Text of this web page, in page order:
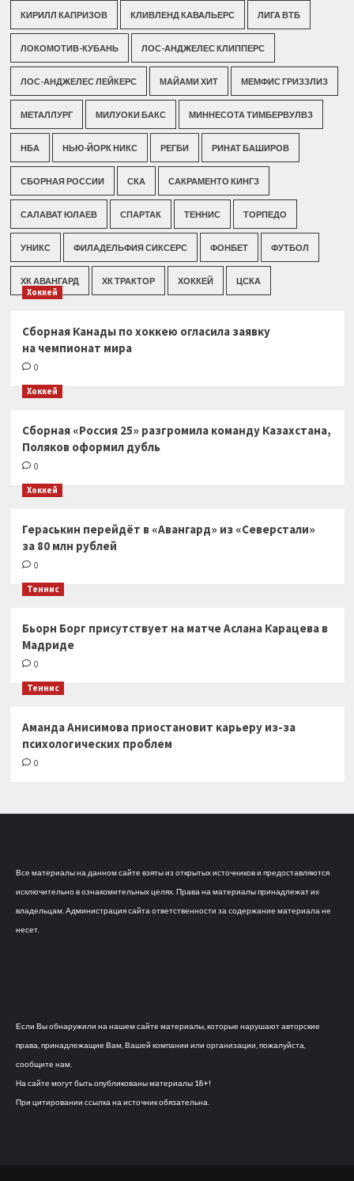
КИРИЛЛ КАПРИЗОВ КЛИВЛЕНД КАВАЛЬЕРС ЛИГА ВТБ
ЛОКОМОТИВ-КУБАНЬ ЛОС-АНДЖЕЛЕС КЛИППЕРС
ЛОС-АНДЖЕЛЕС ЛЕЙКЕРС МАЙАМИ ХИТ МЕМФИС ГРИЗЗЛИЗ
МЕТАЛЛУРГ МИЛУОКИ БАКС МИННЕСОТА ТИМБЕРВУЛВЗ
НБА НЬЮ-ЙОРК НИКС РЕГБИ РИНАТ БАШИРОВ
СБОРНАЯ РОССИИ СКА САКРАМЕНТО КИНГЗ
САЛАВАТ ЮЛАЕВ СПАРТАК ТЕННИС ТОРПЕДО
УНИКС ФИЛАДЕЛЬФИЯ СИКСЕРС ФОНБЕТ ФУТБОЛ
ХК АВАНГАРД ХК ТРАКТОР ХОККЕЙ ЦСКА
Хоккей
Сборная Канады по хоккею огласила заявку
на чемпионат мира
0
Хоккей
Сборная «Россия 25» разгромила команду Казахстана,
Поляков оформил дубль
0
Хоккей
Гераськин перейдёт в «Авангард» из «Северстали»
за 80 млн рублей
0
Теннис
Бьорн Борг присутствует на матче Аслана Карацева в
Мадриде
0
Теннис
Аманда Анисимова приостановит карьеру из-за
психологических проблем
0
Все материалы на данном сайте взяты из открытых источников и предоставляются
исключительно в ознакомительных целях. Права на материалы принадлежат их
владельцам. Администрация сайта ответственности за содержание материала не
несет.
Если Вы обнаружили на нашем сайте материалы, которые нарушают авторские
права, принадлежащие Вам, Вашей компании или организации, пожалуйста,
сообщите нам.
На сайте могут быть опубликованы материалы 18+!
При цитировании ссылка на источник обязательна.